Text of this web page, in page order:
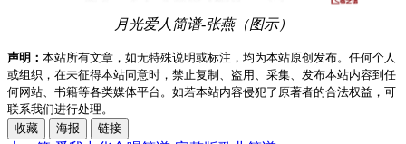
月光爱人简谱-张燕（图示）
声明： 本站所有文章，如无特殊说明或标注，均为本站原创发布。任何个人
或组织，在未征得本站同意时，禁止复制、盗用、采集、发布本站内容到任
何网站、书籍等各类媒体平台。如若本站内容侵犯了原著者的合法权益，可
联系我们进行处理。
收藏
海报 链接